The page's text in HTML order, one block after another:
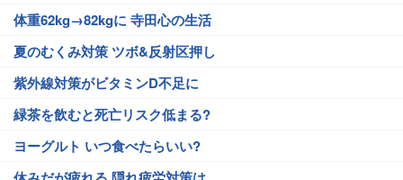
体重62kg→82kgに 寺田心の生活
夏のむくみ対策 ツボ&反射区押し
紫外線対策がビタミンD不足に
緑茶を飲むと死亡リスク低まる?
ヨーグルト いつ食べたらいい?